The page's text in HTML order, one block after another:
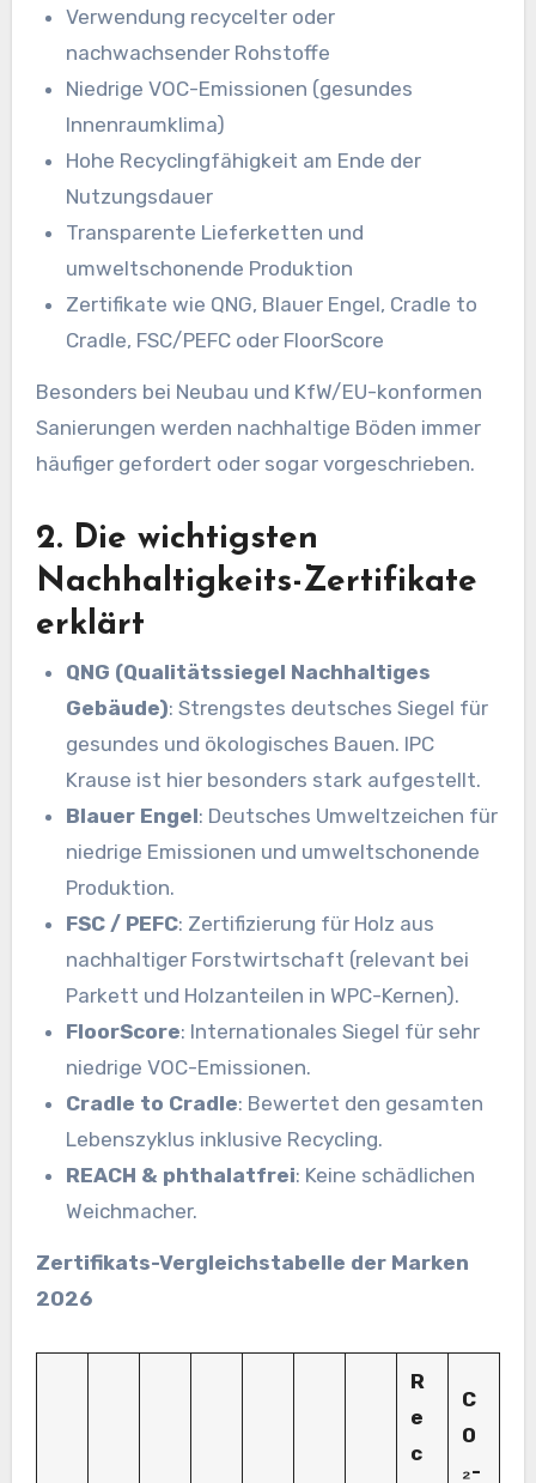
Verwendung recycelter oder
nachwachsender Rohstoffe
Niedrige VOC-Emissionen (gesundes
Innenraumklima)
Hohe Recyclingfähigkeit am Ende der
Nutzungsdauer
Transparente Lieferketten und
umweltschonende Produktion
Zertifikate wie QNG, Blauer Engel, Cradle to
Cradle, FSC/PEFC oder FloorScore
Besonders bei Neubau und KfW/EU-konformen
Sanierungen werden nachhaltige Böden immer
häufiger gefordert oder sogar vorgeschrieben.
2. Die wichtigsten
Nachhaltigkeits-Zertifikate
erklärt
QNG (Qualitätssiegel Nachhaltiges
Gebäude): Strengstes deutsches Siegel für
gesundes und ökologisches Bauen. IPC
Krause ist hier besonders stark aufgestellt.
Blauer Engel: Deutsches Umweltzeichen für
niedrige Emissionen und umweltschonende
Produktion.
FSC / PEFC: Zertifizierung für Holz aus
nachhaltiger Forstwirtschaft (relevant bei
Parkett und Holzanteilen in WPC-Kernen).
FloorScore: Internationales Siegel für sehr
niedrige VOC-Emissionen.
Cradle to Cradle: Bewertet den gesamten
Lebenszyklus inklusive Recycling.
REACH & phthalatfrei: Keine schädlichen
Weichmacher.
Zertifikats-Vergleichstabelle der Marken
2026
R
e
c
C
O
₂-